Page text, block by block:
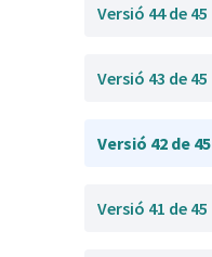
Versió 44 de 45
Versió 43 de 45
Versió 42 de 45
Versió 41 de 45